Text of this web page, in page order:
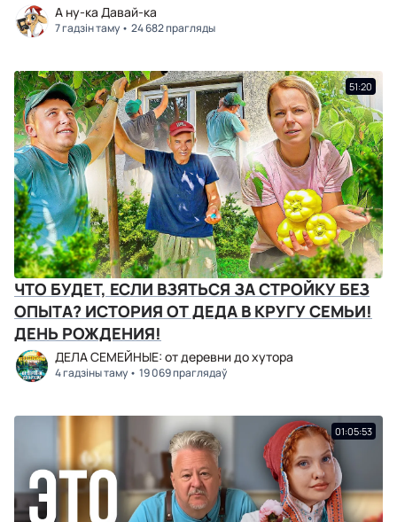
А ну-ка Давай-ка
7 гадзін таму 24 682 прагляды
51:20
ЧТО БУДЕТ, ЕСЛИ ВЗЯТЬСЯ ЗА СТРОЙКУ БЕЗ
ОПЫТА? ИСТОРИЯ ОТ ДЕДА В КРУГУ СЕМЬИ!
ДЕНЬ РОЖДЕНИЯ!
ДЕЛА СЕМЕЙНЫЕ: от деревни до хутора
4 гадзіны таму 19 069 праглядаў
01:05:53